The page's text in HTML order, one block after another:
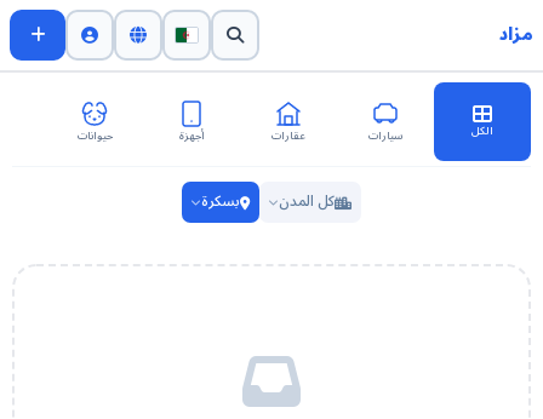
مزاد
الكل سيارات عقارات أجهزة حيوانات
كل المدن بسكرة